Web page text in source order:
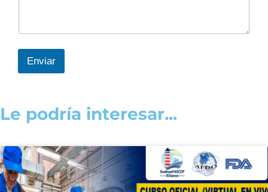
Enviar
Le podría interesar...